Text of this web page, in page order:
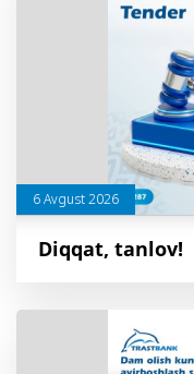
6 Avgust 2026
Diqqat, tanlov!